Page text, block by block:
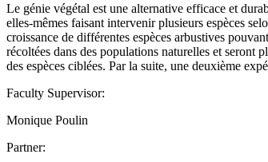
Le génie végétal est une alternative efficace et
elles-mêmes faisant intervenir plusieurs espèces
croissance de différentes espèces arbustives
récoltées dans des populations naturelles et seront
des espèces ciblées. Par la suite, une deuxième
Faculty Supervisor:
Monique Poulin
Partner: